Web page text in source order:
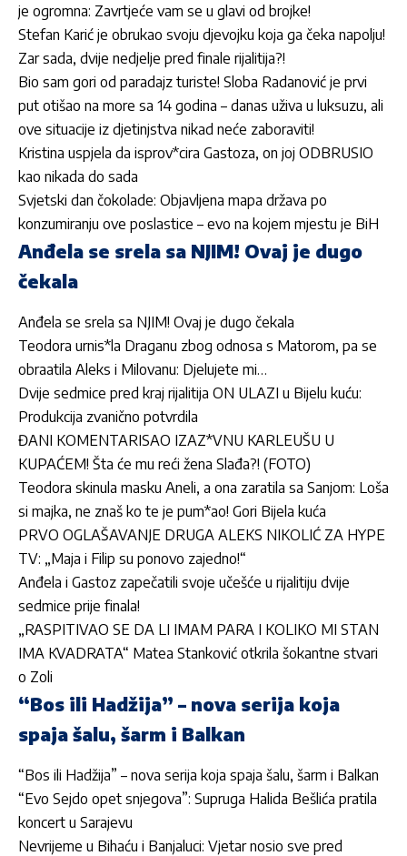
je ogromna: Zavrtjeće vam se u glavi od brojke!
Stefan Karić je obrukao svoju djevojku koja ga čeka napolju!
Zar sada, dvije nedjelje pred finale rijalitija?!
Bio sam gori od paradajz turiste! Sloba Radanović je prvi
put otišao na more sa 14 godina – danas uživa u luksuzu, ali
ove situacije iz djetinjstva nikad neće zaboraviti!
Kristina uspjela da isprov*cira Gastoza, on joj ODBRUSIO
kao nikada do sada
Svjetski dan čokolade: Objavljena mapa država po
konzumiranju ove poslastice – evo na kojem mjestu je BiH
Anđela se srela sa NJIM! Ovaj je dugo
čekala
Anđela se srela sa NJIM! Ovaj je dugo čekala
Teodora urnis*la Draganu zbog odnosa s Matorom, pa se
obraatila Aleks i Milovanu: Djelujete mi…
Dvije sedmice pred kraj rijalitija ON ULAZI u Bijelu kuću:
Produkcija zvanično potvrdila
ĐANI KOMENTARISAO IZAZ*VNU KARLEUŠU U
KUPAĆEM! Šta će mu reći žena Slađa?! (FOTO)
Teodora skinula masku Aneli, a ona zaratila sa Sanjom: Loša
si majka, ne znaš ko te je pum*ao! Gori Bijela kuća
PRVO OGLAŠAVANJE DRUGA ALEKS NIKOLIĆ ZA HYPE
TV: „Maja i Filip su ponovo zajedno!“
Anđela i Gastoz zapečatili svoje učešće u rijalitiju dvije
sedmice prije finala!
„RASPITIVAO SE DA LI IMAM PARA I KOLIKO MI STAN
IMA KVADRATA“ Matea Stanković otkrila šokantne stvari
o Zoli
“Bos ili Hadžija” – nova serija koja
spaja šalu, šarm i Balkan
“Bos ili Hadžija” – nova serija koja spaja šalu, šarm i Balkan
“Evo Sejdo opet snjegova”: Supruga Halida Bešlića pratila
koncert u Sarajevu
Nevrijeme u Bihaću i Banjaluci: Vjetar nosio sve pred